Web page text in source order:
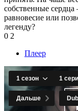
собственные
равновесие или
легенду?
0 2
Плеер